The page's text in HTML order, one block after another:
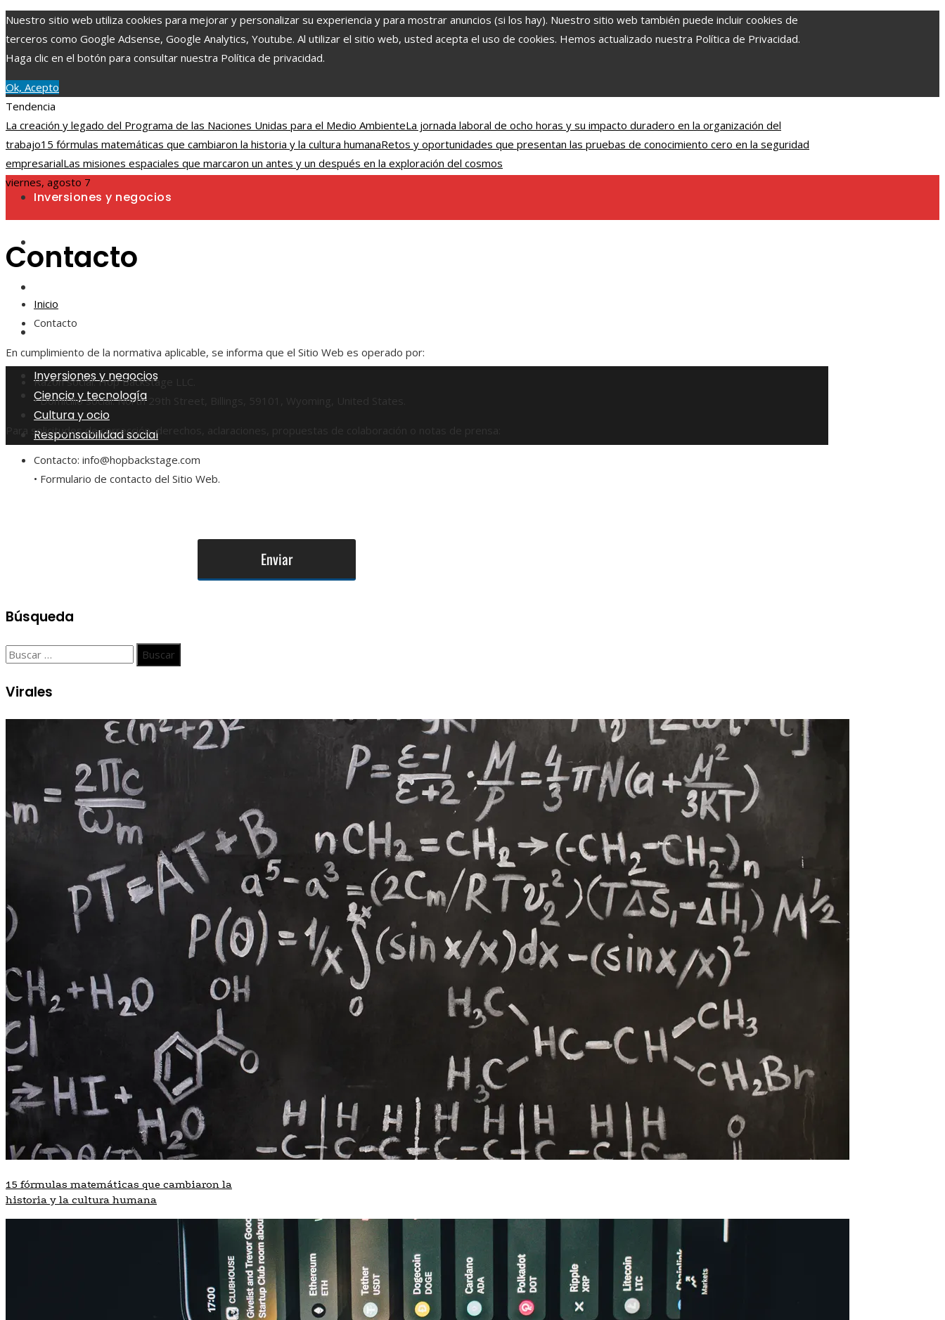
Nuestro sitio web utiliza cookies para mejorar y personalizar su experiencia y para mostrar anuncios (si los hay). Nuestro sitio web también puede incluir cookies de
terceros como Google Adsense, Google Analytics, Youtube. Al utilizar el sitio web, usted acepta el uso de cookies. Hemos actualizado nuestra Política de Privacidad.
Haga clic en el botón para consultar nuestra Política de privacidad.
Ok, Acepto
Tendencia
La creación y legado del Programa de las Naciones Unidas para el Medio AmbienteLa jornada laboral de ocho horas y su impacto duradero en la organización del
trabajo15 fórmulas matemáticas que cambiaron la historia y la cultura humanaRetos y oportunidades que presentan las pruebas de conocimiento cero en la seguridad
empresarialLas misiones espaciales que marcaron un antes y un después en la exploración del cosmos
viernes, agosto 7
Inversiones y negocios
Responsabilidad social
Inversiones y negocios
Ciencia y tecnología
Cultura y ocio
Responsabilidad social
Contacto
Inicio
Contacto
En cumplimiento de la normativa aplicable, se informa que el Sitio Web es operado por:
Razón social: Hop Backstage LLC.
• Domicilio social: North 29th Street, Billings, 59101, Wyoming, United States.
Para solicitudes de corrección, derechos, aclaraciones, propuestas de colaboración o notas de prensa:
Contacto: info@hopbackstage.com
• Formulario de contacto del Sitio Web.
Búsqueda
Buscar:
Virales
15 fórmulas matemáticas que cambiaron la
historia y la cultura humana